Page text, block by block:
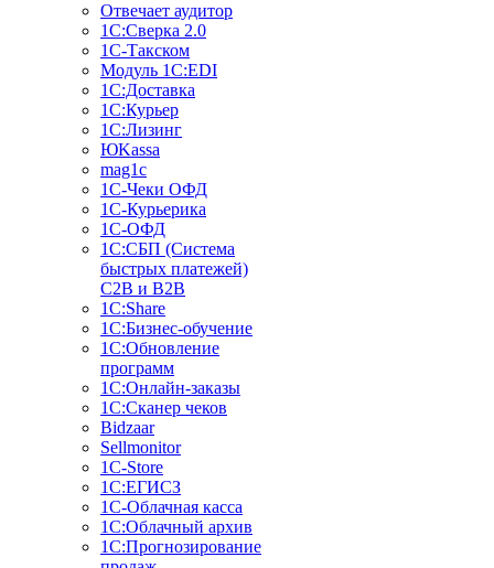
Отвечает аудитор
1С:Сверка 2.0
1С-Такском
Модуль 1C:EDI
1С:Доставка
1С:Курьер
1С:Лизинг
ЮKassa
mag1c
1С-Чеки ОФД
1С-Курьерика
1С-ОФД
1С:СБП (Система
быстрых платежей)
C2B и B2B
1С:Share
1С:Бизнес-обучение
1С:Обновление
программ
1С:Онлайн-заказы
1С:Сканер чеков
Bidzaar
Sellmonitor
1C-Store
1С:ЕГИСЗ
1С-Облачная касса
1С:Облачный архив
1С:Прогнозирование